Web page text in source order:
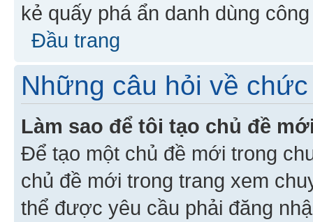
kẻ quấy phá ẩn danh dùng
Đầu trang
Những câu hỏi về
Làm sao để tôi tạo chủ đề
Để tạo một chủ đề mới trong
chủ đề mới trong trang xem
thể được yêu cầu phải đăng